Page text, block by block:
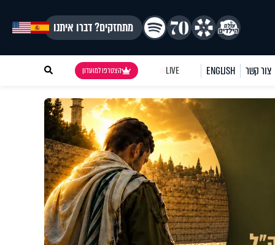
מתחזקים? דברו איתנו
צור קשר ENGLISH
LIVE הצטרפו למועדון